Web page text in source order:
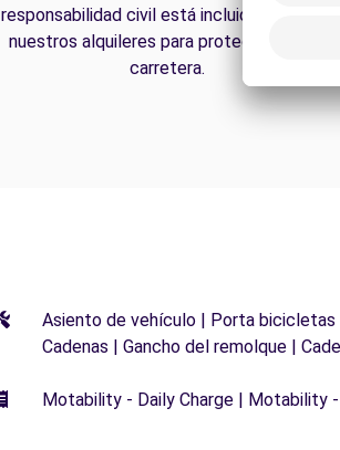
responsabilidad civil está incluido en todos
nuestros alquileres para protegerte en la
carretera.
Asiento de vehículo | Porta bicicletas
Cadenas | Gancho del remolque |
Motability - Daily Charge | Motability